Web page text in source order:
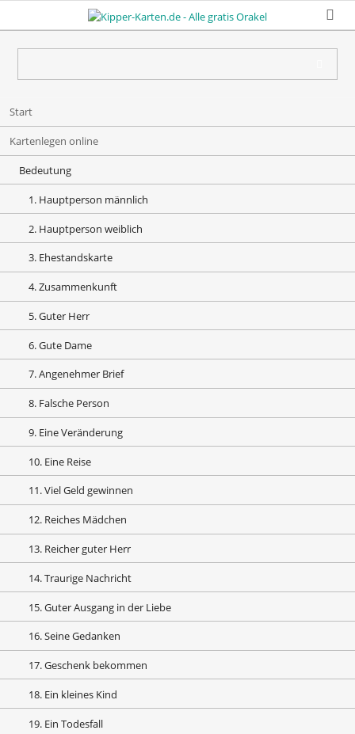
überspringen
Start
Kartenlegen online
Bedeutung
1. Hauptperson männlich
2. Hauptperson weiblich
3. Ehestandskarte
4. Zusammenkunft
5. Guter Herr
6. Gute Dame
7. Angenehmer Brief
8. Falsche Person
9. Eine Veränderung
10. Eine Reise
11. Viel Geld gewinnen
12. Reiches Mädchen
13. Reicher guter Herr
14. Traurige Nachricht
15. Guter Ausgang in der Liebe
16. Seine Gedanken
17. Geschenk bekommen
18. Ein kleines Kind
19. Ein Todesfall